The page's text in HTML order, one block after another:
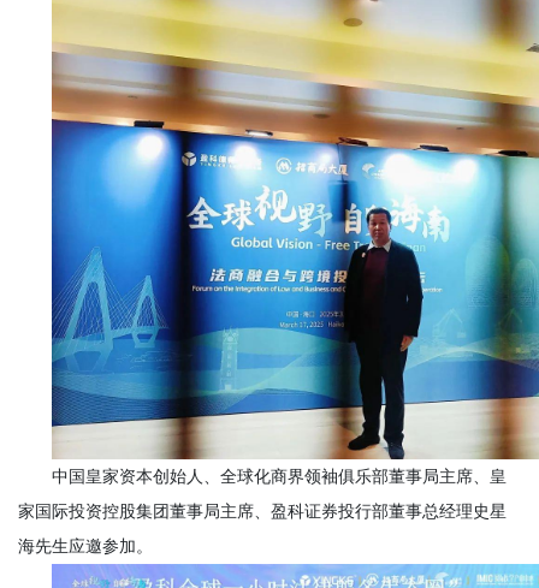
中国皇家资本创始人、全球化商界领袖俱乐部董事局主席、皇
家国际投资控股集团董事局主席、盈科证券投行部董事总经理史星
海先生应邀参加。